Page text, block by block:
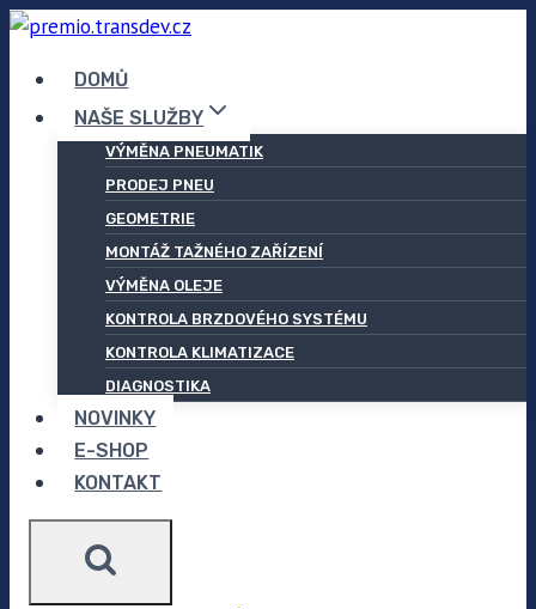
Přeskočit
obsah
DOMŮ
NAŠE SLUŽBY
VÝMĚNA PNEUMATIK
PRODEJ PNEU
GEOMETRIE
MONTÁŽ TAŽNÉHO ZAŘÍZENÍ
VÝMĚNA OLEJE
KONTROLA BRZDOVÉHO SYSTÉMU
KONTROLA KLIMATIZACE
DIAGNOSTIKA
NOVINKY
E-SHOP
KONTAKT